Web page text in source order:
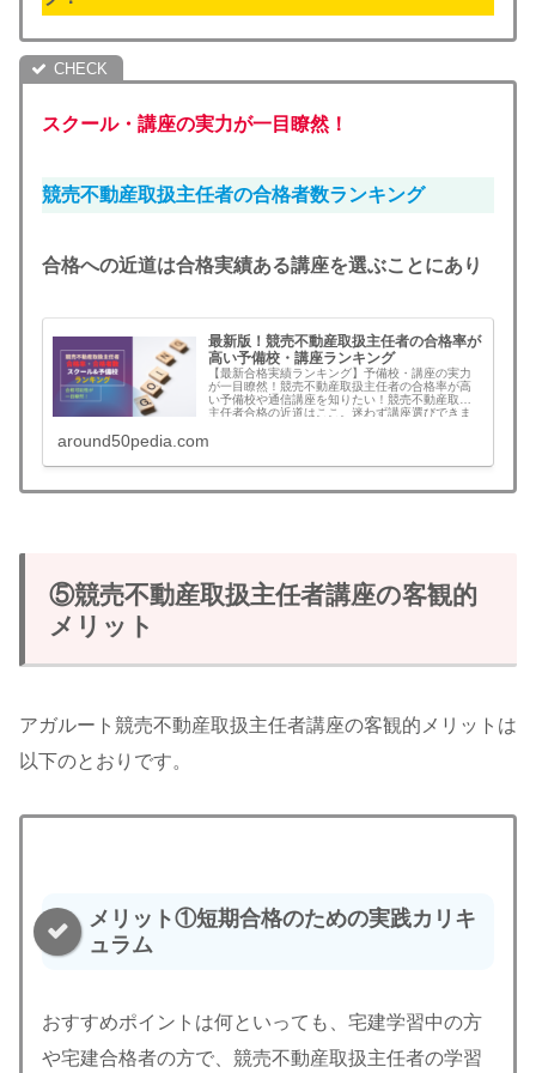
スクール・講座の実力が一目瞭然！
競売不動産取扱主任者の合格者数ランキング
合格への近道は合格実績ある講座を選ぶことにあり
最新版！競売不動産取扱主任者の合格率が
高い予備校・講座ランキング
【最新合格実績ランキング】予備校・講座の実力
が一目瞭然！競売不動産取扱主任者の合格率が高
い予備校や通信講座を知りたい！競売不動産取扱
主任者合格の近道はここ。迷わず講座選びできま
around50pedia.com
⑤競売不動産取扱主任者講座の客観的
メリット
アガルート競売不動産取扱主任者講座の客観的メリットは
以下のとおりです。
メリット①短期合格のための実践カリキ
ュラム
おすすめポイントは何といっても、宅建学習中の方
や宅建合格者の方で、競売不動産取扱主任者の学習